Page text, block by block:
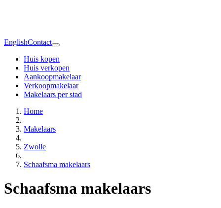
EnglishContact
Huis kopen
Huis verkopen
Aankoopmakelaar
Verkoopmakelaar
Makelaars per stad
Home
Makelaars
Zwolle
Schaafsma makelaars
Schaafsma makelaars